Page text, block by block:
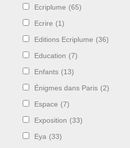
Ecriplume (65)
Ecrire (1)
Editions Ecriplume (36)
Education (7)
Enfants (13)
Énigmes dans Paris (2)
Espace (7)
Exposition (33)
Eya (33)